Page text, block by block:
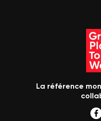
La référence